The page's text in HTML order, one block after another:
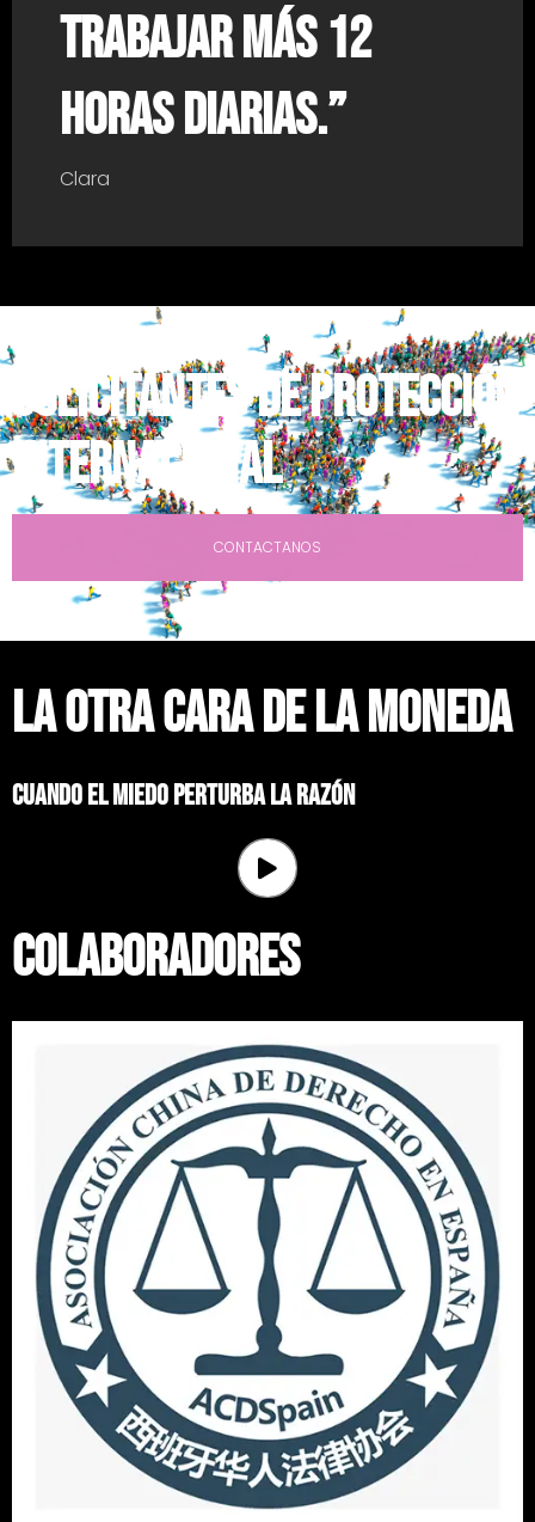
trabajar más 12
horas diarias.”
Clara
SOLICITANTES DE PROTECCIÓN
INTERNACIONAL
CONTACTANOS
la otra cara de la moneda
cuando el miedo perturba la razón
Colaboradores